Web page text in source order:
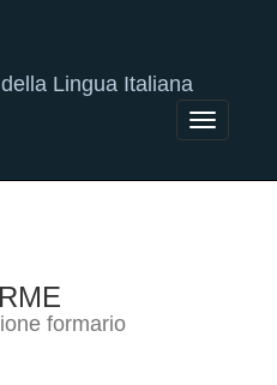
Lingua Italiana
Toggle
formario